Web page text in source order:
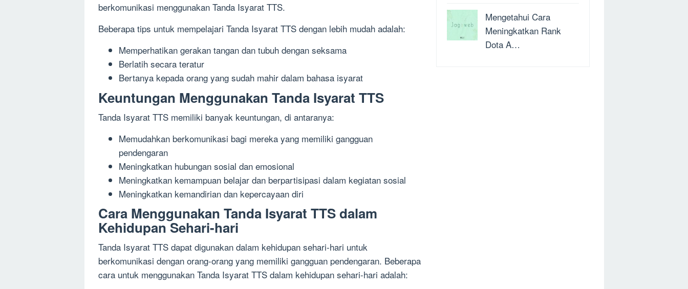
berkomunikasi menggunakan Tanda Isyarat TTS.
Beberapa tips untuk mempelajari Tanda Isyarat TTS dengan lebih mudah adalah:
Memperhatikan gerakan tangan dan tubuh dengan seksama
Berlatih secara teratur
Bertanya kepada orang yang sudah mahir dalam bahasa isyarat
Keuntungan Menggunakan Tanda Isyarat TTS
Tanda Isyarat TTS memiliki banyak keuntungan, di antaranya:
Memudahkan berkomunikasi bagi mereka yang memiliki gangguan
pendengaran
Meningkatkan hubungan sosial dan emosional
Meningkatkan kemampuan belajar dan berpartisipasi dalam kegiatan sosial
Meningkatkan kemandirian dan kepercayaan diri
Cara Menggunakan Tanda Isyarat TTS dalam
Kehidupan Sehari-hari
Tanda Isyarat TTS dapat digunakan dalam kehidupan sehari-hari untuk
berkomunikasi dengan orang-orang yang memiliki gangguan pendengaran. Beberapa
cara untuk menggunakan Tanda Isyarat TTS dalam kehidupan sehari-hari adalah:
Mengetahui Cara
Meningkatkan Rank
Dota A…